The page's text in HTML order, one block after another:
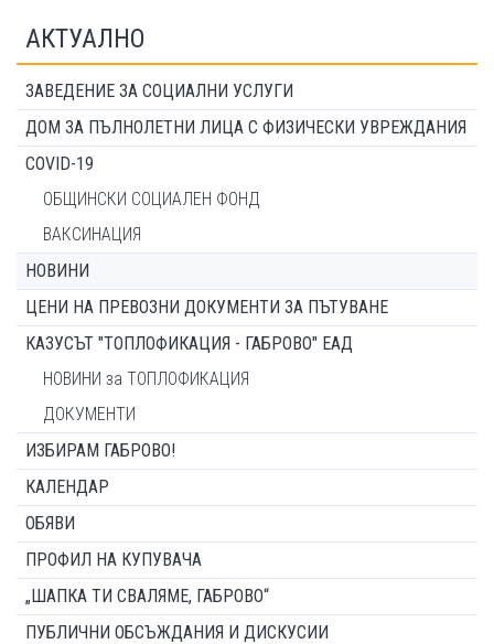
АКТУАЛНО
ЗАВЕДЕНИЕ ЗА СОЦИАЛНИ УСЛУГИ
ДОМ ЗА ПЪЛНОЛЕТНИ ЛИЦА С ФИЗИЧЕСКИ УВРЕЖДАНИЯ
COVID-19
ОБЩИНСКИ СОЦИАЛЕН ФОНД
ВАКСИНАЦИЯ
НОВИНИ
ЦЕНИ НА ПРЕВОЗНИ ДОКУМЕНТИ ЗА ПЪТУВАНЕ
КАЗУСЪТ "ТОПЛОФИКАЦИЯ - ГАБРОВО" ЕАД
НОВИНИ за ТОПЛОФИКАЦИЯ
ДОКУМЕНТИ
ИЗБИРАМ ГАБРОВО!
КАЛЕНДАР
ОБЯВИ
ПРОФИЛ НА КУПУВАЧА
„ШАПКА ТИ СВАЛЯМЕ, ГАБРОВО“
ПУБЛИЧНИ ОБСЪЖДАНИЯ И ДИСКУСИИ